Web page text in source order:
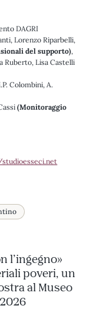
DAGRI
Lorenzo Riparbelli,
del supporto),
Ruberto, Lisa Castelli
Colombini, A.
(Monitoraggio
l’ingegno»
poveri, un
al Museo